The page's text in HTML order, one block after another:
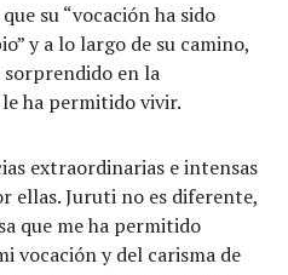
su “vocación ha sido
y a lo largo de su camino,
sorprendido en la
ha permitido vivir.
extraordinarias e intensas
ellas. Juruti no es diferente,
que me ha permitido
vocación y del carisma de